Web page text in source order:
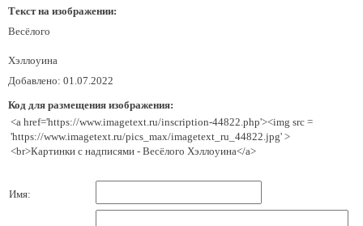
Текст на изображении:
Весёлого
Хэллоуина
Добавлено: 01.07.2022
Код для размещения изображения:
<a href='https://www.imagetext.ru/inscription-44822.php'><img src =
'https://www.imagetext.ru/pics_max/imagetext_ru_44822.jpg' >
<br>Картинки с надписями - Весёлого Хэллоуина</a>
Имя: